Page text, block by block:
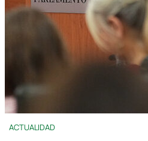
ACTUALIDAD